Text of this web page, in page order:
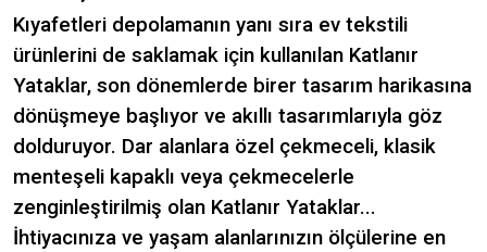
Kıyafetleri depolamanın yanı sıra ev tekstili
ürünlerini de saklamak için kullanılan Katlanır
Yataklar, son dönemlerde birer tasarım harikasına
dönüşmeye başlıyor ve akıllı tasarımlarıyla göz
dolduruyor. Dar alanlara özel çekmeceli, klasik
menteşeli kapaklı veya çekmecelerle
zenginleştirilmiş olan Katlanır Yataklar...
İhtiyacınıza ve yaşam alanlarınızın ölçülerine en